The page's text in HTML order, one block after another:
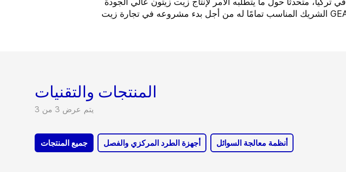
بطريقة مستدامة مع استهلاك محدود للطاقة والمياه، ولماذا كانت GEA الشريك المناسب تمامًا له من أجل بدء مشروعه في تجارة زيت
المنتجات والتقنيات
يتم عرض 3 من 3
جميع المنتجات أجهزة الطرد المركزي والفصل أنظمة معالجة السوائل